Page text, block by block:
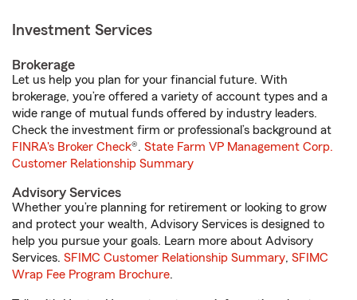
Investment Services
Brokerage
Let us help you plan for your financial future. With
brokerage, you’re offered a variety of account types and a
wide range of mutual funds offered by industry leaders.
Check the investment firm or professional’s background at
FINRA's Broker Check®. State Farm VP Management Corp.
Customer Relationship Summary
Advisory Services
Whether you’re planning for retirement or looking to grow
and protect your wealth, Advisory Services is designed to
help you pursue your goals. Learn more about Advisory
Services. SFIMC Customer Relationship Summary, SFIMC
Wrap Fee Program Brochure.